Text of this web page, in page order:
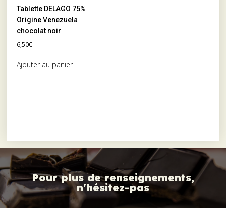
Tablette DELAGO 75%
Origine Venezuela
chocolat noir
6,50€
Ajouter au panier
Pour plus de renseignements,
n'hésitez-pas